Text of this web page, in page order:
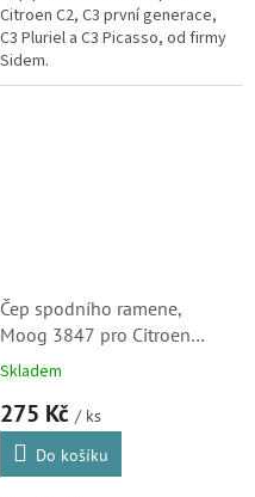
Citroen C2, C3 první generace,
C3 Pluriel a C3 Picasso, od firmy
Sidem.
Čep spodního ramene,
Moog 3847 pro Citroen
C2,C3, C3 Pluriel a C3
0868)
Skladem
275 Kč / ks
Do košíku